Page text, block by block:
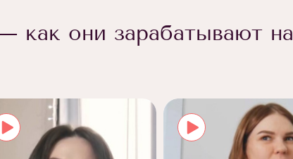
как они зарабатывают на